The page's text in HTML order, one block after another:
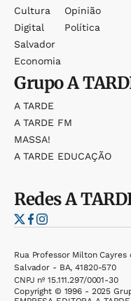
Cultura
Digital
Salvador
Economia
Opinião
Política
GrupoA
A TARDE
A TARDE FM
MASSA!
A TARDE EDUCAÇÃO
RedesA
Rua Professor Milton
Salvador - BA, 41820-570
CNPJ nº 15.111.297/0001-30
Copyright © 1996 - 2025